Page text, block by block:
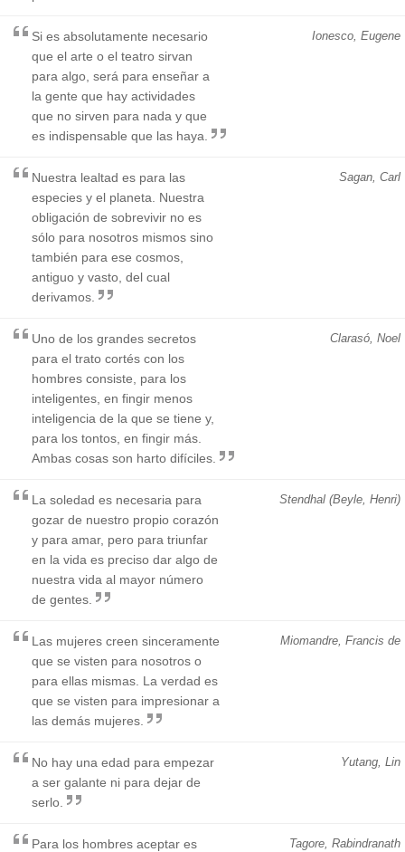
Ionesco, Eugene
Si es absolutamente necesario
que el arte o el teatro sirvan
para algo, será para enseñar a
la gente que hay actividades
que no sirven para nada y que
es indispensable que las haya.
Sagan, Carl
Nuestra lealtad es para las
especies y el planeta. Nuestra
obligación de sobrevivir no es
sólo para nosotros mismos sino
también para ese cosmos,
antiguo y vasto, del cual
derivamos.
Clarasó, Noel
Uno de los grandes secretos
para el trato cortés con los
hombres consiste, para los
inteligentes, en fingir menos
inteligencia de la que se tiene y,
para los tontos, en fingir más.
Ambas cosas son harto difíciles.
Stendhal (Beyle, Henri)
La soledad es necesaria para
gozar de nuestro propio corazón
y para amar, pero para triunfar
en la vida es preciso dar algo de
nuestra vida al mayor número
de gentes.
Miomandre, Francis de
Las mujeres creen sinceramente
que se visten para nosotros o
para ellas mismas. La verdad es
que se visten para impresionar a
las demás mujeres.
Yutang, Lin
No hay una edad para empezar
a ser galante ni para dejar de
serlo.
Tagore, Rabindranath
Para los hombres aceptar es